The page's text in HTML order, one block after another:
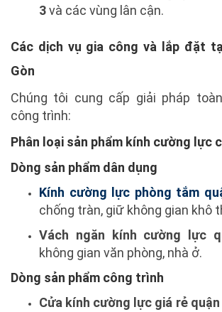
3và các vùng lân cận.
Các dịch vụ gia công và lắp đặt
Gòn
Chúng tôi cung cấp giải pháp
công trình:
Phân loại sản phẩm kính cường lực
Dòng sản phẩm dân dụng
Kính cường lực phòng tắm
chống tràn, giữ không gian khô
Vách ngăn kính cường lực
không gian văn phòng, nhà ở.
Dòng sản phẩm công trình
Cửa kính cường lực giá rẻ quận